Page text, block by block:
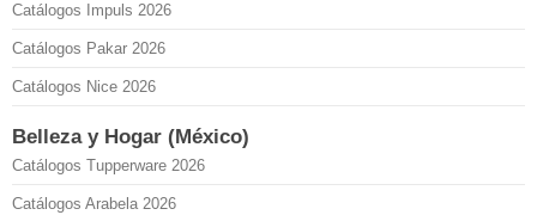
Catálogos Impuls 2026
Catálogos Pakar 2026
Catálogos Nice 2026
Belleza y Hogar (México)
Catálogos Tupperware 2026
Catálogos Arabela 2026